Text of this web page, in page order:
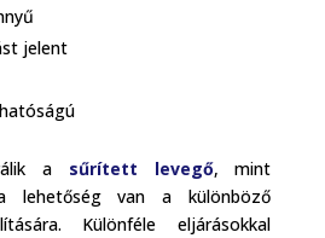
jelent
a sűrített levegő, mint
lehetőség van a különböző
Különféle eljárásokkal